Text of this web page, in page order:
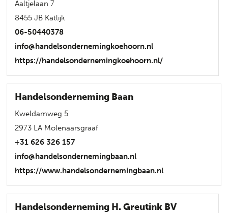
Aaltjelaan 7
8455 JB Katlijk
06-50440378
info@handelsondernemingkoehoorn.nl
https://handelsondernemingkoehoorn.nl/
Handelsonderneming Baan
Kweldamweg 5
2973 LA Molenaarsgraaf
+31 626 326 157
info@handelsondernemingbaan.nl
https://www.handelsondernemingbaan.nl
Handelsonderneming H. Greutink BV